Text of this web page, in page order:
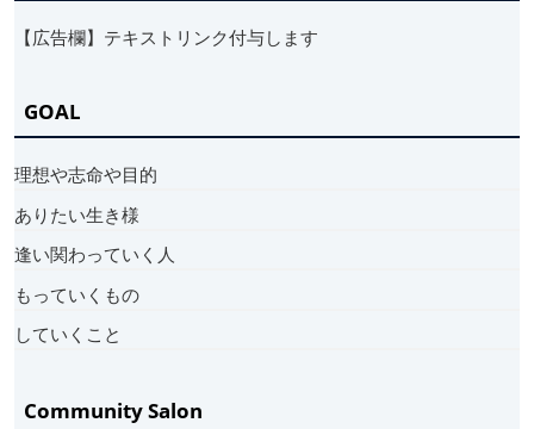
【広告欄】テキストリンク付与します
GOAL
理想や志命や目的
ありたい生き様
逢い関わっていく人
もっていくもの
していくこと
Community Salon